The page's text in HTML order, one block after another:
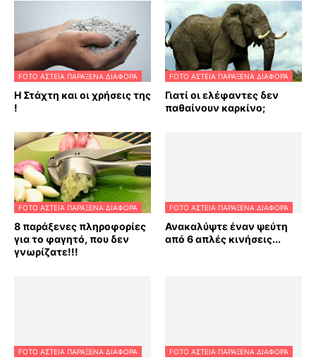
FOTO ΑΣΤΕΙΑ ΠΑΡΑΞΕΝΑ ΔΙΑΦΟΡΑ
Η Στάχτη και οι χρήσεις της
!
FOTO ΑΣΤΕΙΑ ΠΑΡΑΞΕΝΑ ΔΙΑΦΟΡΑ
Γιατί οι ελέφαντες δεν
παθαίνουν καρκίνο;
FOTO ΑΣΤΕΙΑ ΠΑΡΑΞΕΝΑ ΔΙΑΦΟΡΑ
8 παράξενες πληροφορίες
για το φαγητό, που δεν
γνωρίζατε!!!
FOTO ΑΣΤΕΙΑ ΠΑΡΑΞΕΝΑ ΔΙΑΦΟΡΑ
Ανακαλύψτε έναν ψεύτη
από 6 απλές κινήσεις...
FOTO ΑΣΤΕΙΑ ΠΑΡΑΞΕΝΑ ΔΙΑΦΟΡΑ FOTO ΑΣΤΕΙΑ ΠΑΡΑΞΕΝΑ ΔΙΑΦΟΡΑ